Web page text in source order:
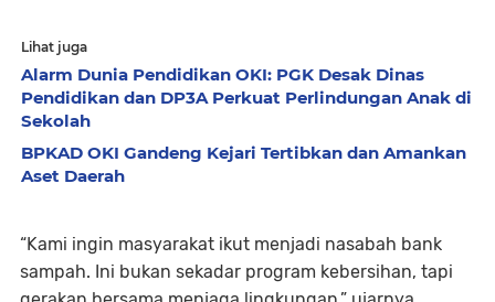
Lihat juga
Alarm Dunia Pendidikan OKI: PGK Desak Dinas
Pendidikan dan DP3A Perkuat Perlindungan Anak di
Sekolah
BPKAD OKI Gandeng Kejari Tertibkan dan Amankan
Aset Daerah
“Kami ingin masyarakat ikut menjadi nasabah bank
sampah. Ini bukan sekadar program kebersihan, tapi